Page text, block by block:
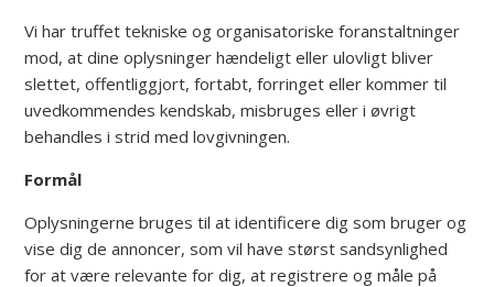
Vi har truffet tekniske og organisatoriske foranstaltninger
mod, at dine oplysninger hændeligt eller ulovligt bliver
slettet, offentliggjort, fortabt, forringet eller kommer til
uvedkommendes kendskab, misbruges eller i øvrigt
behandles i strid med lovgivningen.
Formål
Oplysningerne bruges til at identificere dig som bruger og
vise dig de annoncer, som vil have størst sandsynlighed
for at være relevante for dig, at registrere og måle på